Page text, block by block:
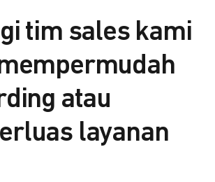
tim sales kami
atau
layanan